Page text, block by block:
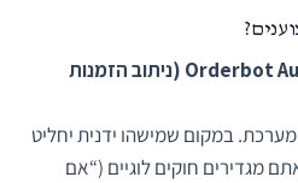
Orderbot Automation (ניתוב הזמנות
במקום שמישהו ידנית יחליט
מגדירים חוקים לוגיים (“אם